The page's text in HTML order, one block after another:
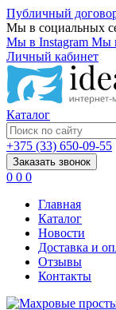
Публичный
Мы в социальных
Мы в Instagram Мы
Личный кабинет
Каталог
+375 (33) 650-09-55
Заказать звонок
0 0 0
Главная
Каталог
Новости
Доставка и
Отзывы
Контакты